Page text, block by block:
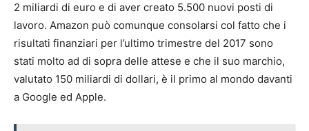
2 miliardi di euro e di aver creato 5.500 nuovi posti di
lavoro. Amazon può comunque consolarsi col fatto che i
risultati finanziari per l’ultimo trimestre del 2017 sono
stati molto ad di sopra delle attese e che il suo marchio,
valutato 150 miliardi di dollari, è il primo al mondo davanti
a Google ed Apple.